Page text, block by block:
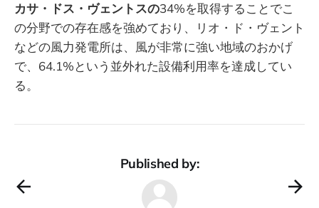
カサ・ドス・ヴェントスの34%を取得することでこ
の分野での存在感を強めており、リオ・ド・ヴェント
などの風力発電所は、風が非常に強い地域のおかげ
で、64.1%という並外れた設備利用率を達成してい
る。
Published by: